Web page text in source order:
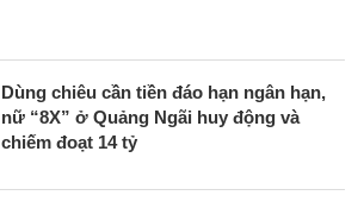
Dùng chiêu cần tiền đáo hạn ngân hạn,
nữ “8X” ở Quảng Ngãi huy động và
chiếm đoạt 14 tỷ